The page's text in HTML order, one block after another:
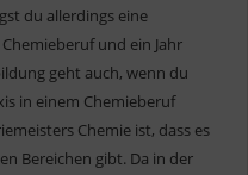
du allerdings eine
und ein Jahr
geht auch, wenn du
in einem Chemieberuf
Chemie ist, dass es
Bereichen gibt. Da in der